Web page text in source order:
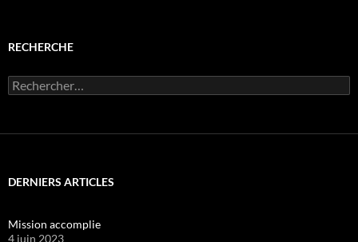
RECHERCHE
Rechercher :
DERNIERS ARTICLES
Mission accomplie
4 juin 2023